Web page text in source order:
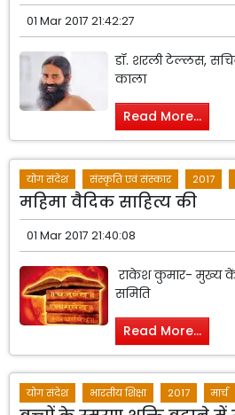
01 Mar 2017 21:42:27
डॉ. शरली टेल्लस,
काला
Read More...
योग संदेश संस्कृति एवं संस्कार 2017
महिमा वैदिक साहित्य की
01 Mar 2017 21:40:08
राकेश कुमार- मुख्य
समिति
Read More...
योग संदेश भारतीय शिक्षा 2017 मार्च